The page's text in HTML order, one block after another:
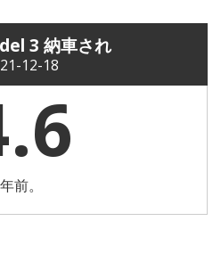
3 納車され
12-18
年前。